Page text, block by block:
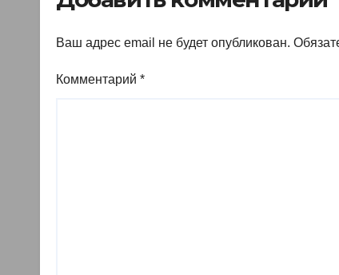
Ваш адрес email не будет опубликован.
Комментарий *